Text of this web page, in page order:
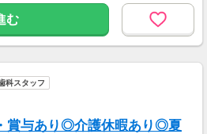
む
科スタッフ
賞与あり◎介護休暇あり◎夏